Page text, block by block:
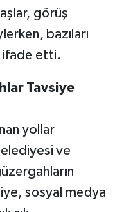
görüş
bazıları
ifade etti.
Tavsiye
yollar
ve
sosyal medya